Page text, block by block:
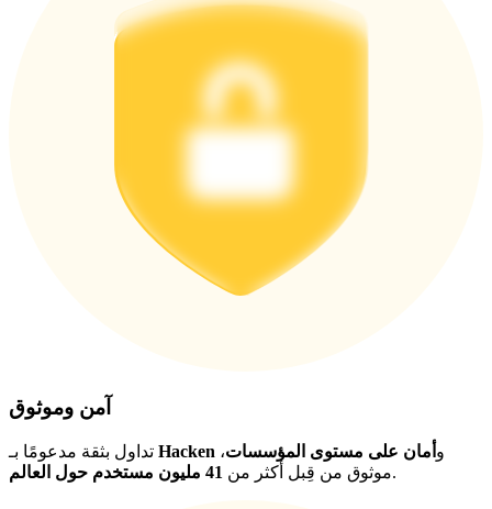
اربح الجوائز والمكافآت الحصرية
آمن وموثوق
Hacken و أمان على مستوى المؤسسات،
موثوق من قِبل أكثر من 41 مليون مستخدم حول العالم .